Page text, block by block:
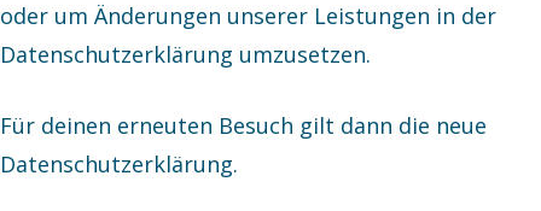
oder um Änderungen unserer Leistungen in der
Datenschutzerklärung umzusetzen.
Für deinen erneuten Besuch gilt dann die neue
Datenschutzerklärung.